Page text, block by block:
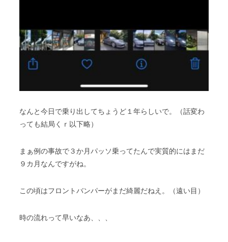
なんと今日で乗り出してちょうど１年らしいで。（話変わ
っても結局くｒ以下略）
まぁ例の事故で３か月パッソ乗ってたんで実質的にはまだ
９カ月なんですがね。
この頃はフロントバンパーがまだ綺麗だねえ。（遠い目）
時の流れって早いなあ、、、